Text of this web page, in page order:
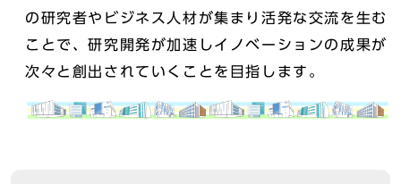
の研究者やビジネス人材が集まり活発な交流を生む
ことで、研究開発が加速しイノベーションの成果が
次々と創出されていくことを目指します。